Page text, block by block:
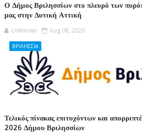
Ο Δήμος Βριλησσίων στο πλευρό των
μας στην Δυτική Αττική
Unknown Aug 08, 2026
ΒΡΙΛΗΣΣΙΑ
Τελικός πίνακας επιτυχόντων και
2026 Δήμου Βριλησσίων